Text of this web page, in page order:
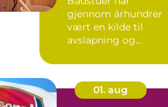
gjennom århundrer
vært en kilde til
avslapning og
01. aug